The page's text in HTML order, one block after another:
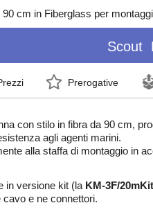
cm in Fiberglass per
Scout
Prerogative
con stilo in fibra da 90 cm,
agli agenti marini.
alla staffa di montaggio in
in versione kit (la KM-3F/20mKit
e ne connettori.